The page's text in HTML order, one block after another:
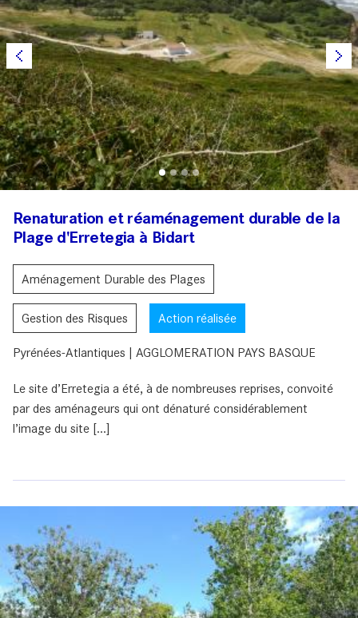
Renaturation et réaménagement durable de la
Plage d'Erretegia à Bidart
Aménagement Durable des Plages
Gestion des Risques Action réalisée
Pyrénées-Atlantiques | AGGLOMERATION PAYS BASQUE
Le site d’Erretegia a été, à de nombreuses reprises, convoité
par des aménageurs qui ont dénaturé considérablement
l’image du site [...]